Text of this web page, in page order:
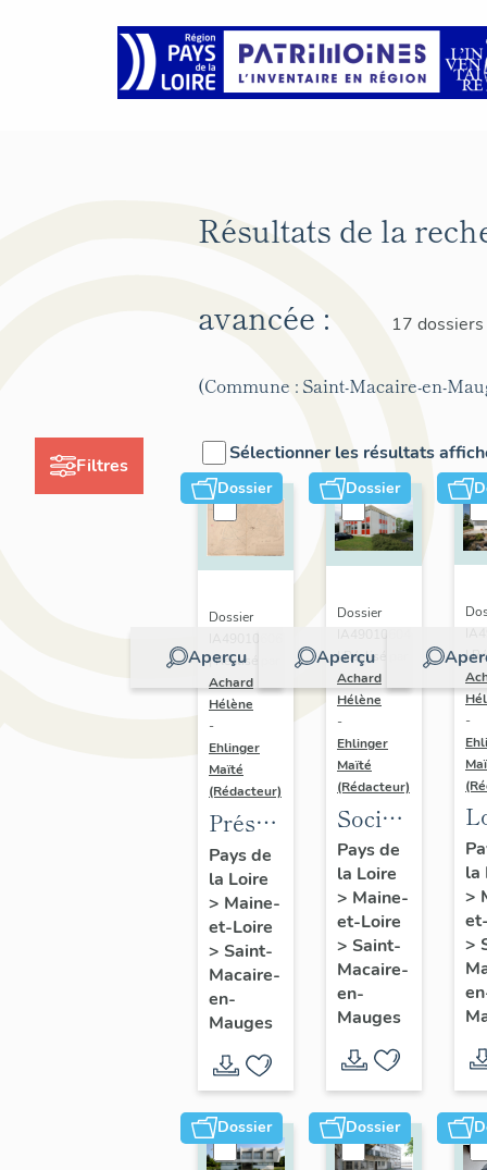
Filtres
Résultats de la
avancée :
17 dossiers
(Commune : Saint-Macaire-en-
Sélectionner les résultats
Dossier
Aperçu
Dossier
| Réalisé par
Achard
Hélène
-
Ehlinger
Maïté
(Rédacteur)
Présentation
du
patrimoine
industriel
de la
commune
de
Saint-
Macaire-
en-
Mauges
Pays de
la Loire
> Maine-
et-Loire
> Saint-
Macaire-
en-
Mauges
Dossier
Aperçu
Dossier
IA49010604
| Réalisé par
Achard
Hélène
-
Ehlinger
Maïté
(Rédacteur)
Société
BTP
Chupin-
Vigneron,
94 rue
Choletaise,
Saint-
Macaire-
en-
Mauges
Pays de
la Loire
> Maine-
et-Loire
> Saint-
Macaire-
en-
Mauges
|
-
la
>
>
Dossier Dossier